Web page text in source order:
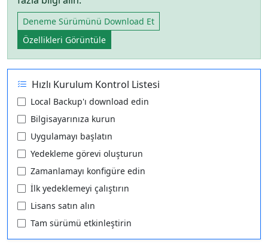
Deneme Sürümünü Download Et
Özellikleri Görüntüle
Hızlı Kurulum Kontrol Listesi
Local Backup'ı download edin
Bilgisayarınıza kurun
Uygulamayı başlatın
Yedekleme görevi oluşturun
Zamanlamayı konfigüre edin
İlk yedeklemeyi çalıştırın
Lisans satın alın
Tam sürümü etkinleştirin